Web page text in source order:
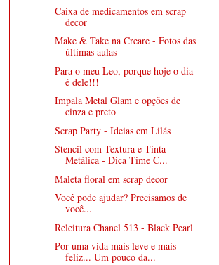
Caixa de medicamentos em scrap
decor
Make & Take na Creare - Fotos das
últimas aulas
Para o meu Leo, porque hoje o dia
é dele!!!
Impala Metal Glam e opções de
cinza e preto
Scrap Party - Ideias em Lilás
Stencil com Textura e Tinta
Metálica - Dica Time C...
Maleta floral em scrap decor
Você pode ajudar? Precisamos de
você...
Releitura Chanel 513 - Black Pearl
Por uma vida mais leve e mais
feliz... Um pouco da...